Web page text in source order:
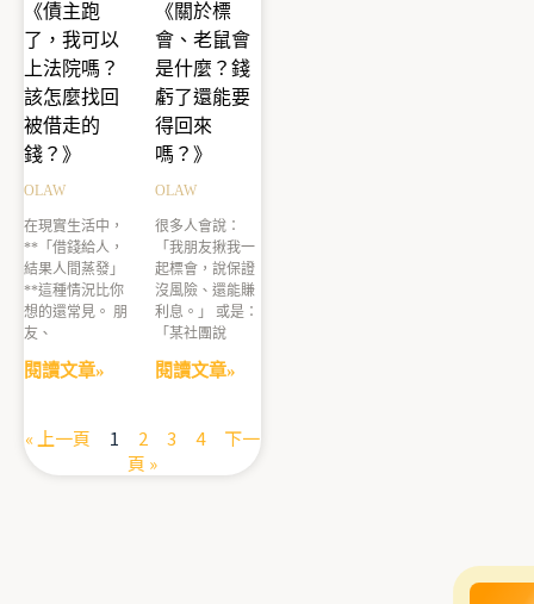
《債主跑
了，我可以
上法院嗎？
該怎麼找回
被借走的
錢？》
OLAW
在現實生活中，
**「借錢給人，
結果人間蒸發」
**這種情況比你
想的還常見。 朋
友、
閱讀文章»
《關於標
會、老鼠會
是什麼？錢
虧了還能要
得回來
嗎？》
OLAW
很多人會說：
「我朋友揪我一
起標會，說保證
沒風險、還能賺
利息。」 或是：
「某社團說
閱讀文章»
« 上一頁 1 2 3 4
下一
頁 »